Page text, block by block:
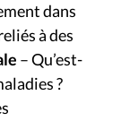
dans
à des
– Qu’est-
?